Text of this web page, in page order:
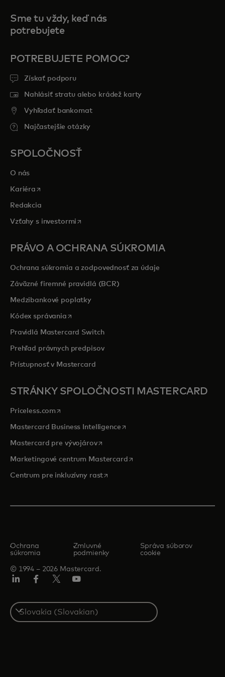
Sme tu vždy, keď nás
potrebujete
POTREBUJETE POMOC?
Získať podporu
Nahlásiť stratu alebo krádež karty
Vyhľadať bankomat
Najčastejšie otázky
SPOLOČNOSŤ
O nás
Kariéra opens in a new tab
Redakcia
Vzťahy s investormi opens in a new tab
PRÁVO A OCHRANA SÚKROMIA
Ochrana súkromia a zodpovednosť za údaje
Záväzné firemné pravidlá (BCR)
Medzibankové poplatky
Kódex správaniaopens in a new tab
Pravidlá Mastercard Switch
Prehľad právnych predpisov
Prístupnosť v Mastercard
STRÁNKY SPOLOČNOSTI MASTERCARD
Priceless.com opens in a new tab
Mastercard Business Intelligenceopens in a new tab
Mastercard pre vývojárovopens in a new tab
Marketingové centrum Mastercardopens in a new tab
Centrum pre inkluzívny rastopens in a new tab
© 1994 – 2026 Mastercard.
Ochrana
súkromia
Zmluvné
podmienky
Správa súborov
cookie
Select
a
country